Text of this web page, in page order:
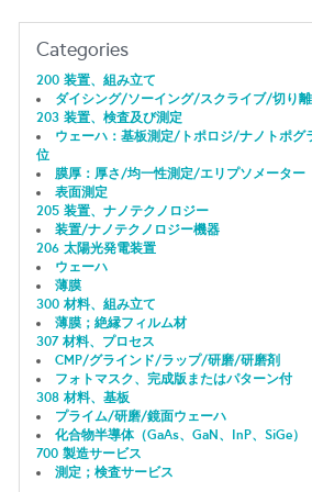
Categories
200 装置、組み立て
ダイシング/ソーイング/スクライブ/切り
203 装置、検査及び測定
ウェーハ：基板測定/トポロジ/ナノトポ
位
膜厚：厚さ/均一性測定/エリプソメーター
表面測定
205 装置、ナノテクノロジー
装置/ナノテクノロジー機器
206 太陽光発電装置
ウェーハ
薄膜
300 材料、組み立て
薄膜；絶縁フィルム材
307 材料、プロセス
CMP/グラインド/ラップ/研磨/研磨剤
フォトマスク、完成版またはパターン付
308 材料、基板
プライム/研磨/鏡面ウェーハ
化合物半導体（GaAs、GaN、InP、SiGe）
700 製造サービス
測定；検査サービス